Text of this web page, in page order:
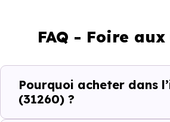
Ces
FAQ - Foire
Pourquoi acheter dans
(31260) ?